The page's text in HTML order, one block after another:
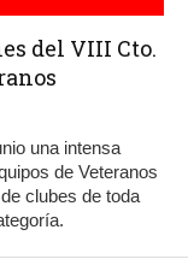
del VIII Cto.
una intensa
de Veteranos
clubes de toda